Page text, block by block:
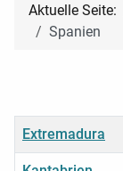
Aktuelle Seite:
Spanien
Titel
Extremadura